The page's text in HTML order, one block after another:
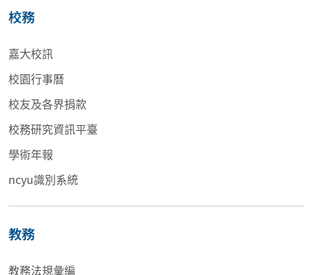
校務
嘉大校訊
校園行事曆
校友及各界捐款
校務研究資訊平臺
學術年報
ncyu識別系統
教務
教務法規彙編